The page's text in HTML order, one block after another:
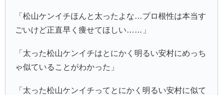
「松山ケンイチほんと太ったよな…プロ根性は本当す
ごいけど正直早く痩せてほしい……」
「太った松山ケンイチはとにかく明るい安村にめっち
ゃ似ていることがわかった」
「太った松山ケンイチってとにかく明るい安村に似て